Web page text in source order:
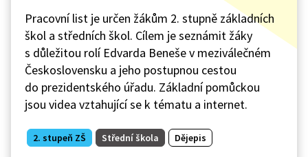
Pracovní list je určen žákům 2. stupně základních
škol a středních škol. Cílem je seznámit žáky
s důležitou rolí Edvarda Beneše v meziválečném
Československu a jeho postupnou cestou
do prezidentského úřadu. Základní pomůckou
jsou videa vztahující se k tématu a internet.
2. stupeň ZŠ Střední škola Dějepis